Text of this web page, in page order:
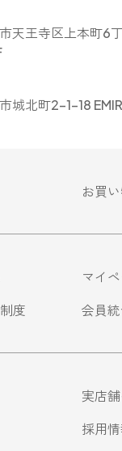
ッチン用
キッチン
クリーン
天王寺区上本町6
城北町2-1-18
お買
マイ
度
会員
実店
採用